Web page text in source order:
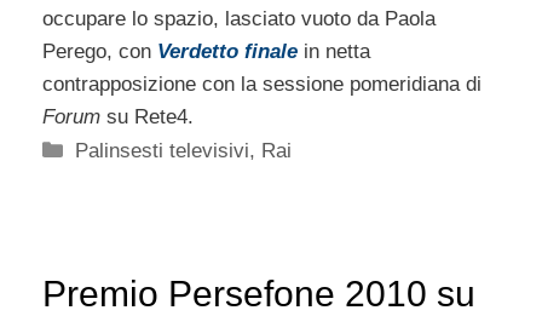
occupare lo spazio, lasciato vuoto da Paola
Perego, con Verdetto finale in netta
contrapposizione con la sessione pomeridiana di
Forum su Rete4.
Categorie
Palinsesti televisivi, Rai
Premio Persefone 2010 su